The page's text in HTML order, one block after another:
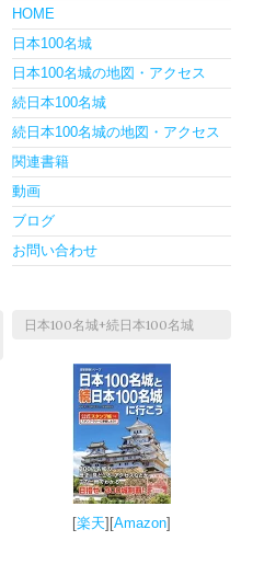
HOME
日本100名城
日本100名城の地図・アクセス
続日本100名城
続日本100名城の地図・アクセス
関連書籍
動画
ブログ
お問い合わせ
日本100名城+続日本100名城
[楽天][Amazon]